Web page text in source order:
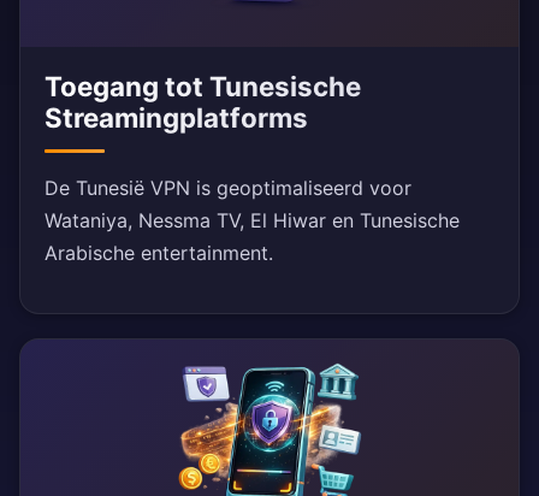
Toegang tot Tunesische
Streamingplatforms
De Tunesië VPN is geoptimaliseerd voor
Wataniya, Nessma TV, El Hiwar en Tunesische
Arabische entertainment.